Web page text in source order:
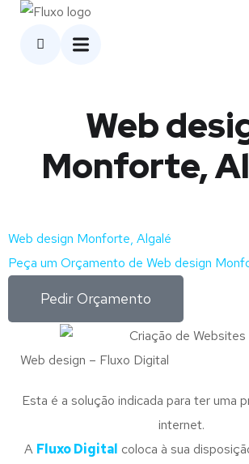
Web
Monforte,
Web design Monforte, Algalé
Peça um Orçamento de Web design
Pedir Orçamento
Web design – Fluxo Digital
Esta é a solução indicada para ter uma
internet.
A Fluxo Digital coloca à sua